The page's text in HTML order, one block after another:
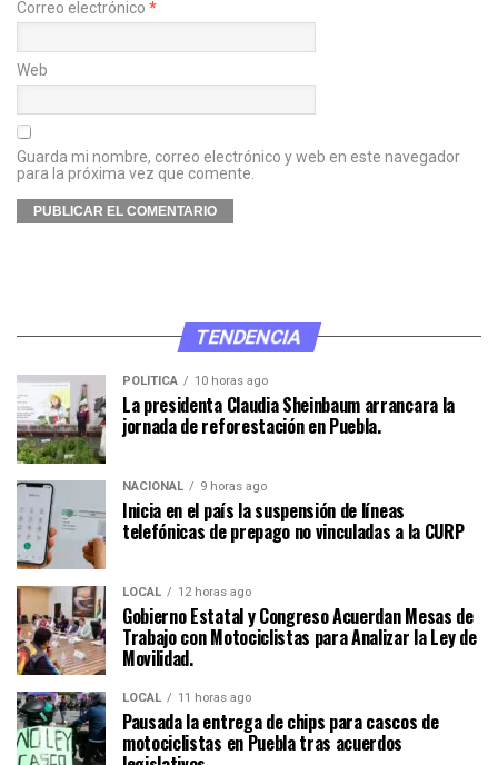
Correo electrónico *
Web
Guarda mi nombre, correo electrónico y web en este navegador
para la próxima vez que comente.
TENDENCIA
POLÍTICA 10 horas ago
La presidenta Claudia Sheinbaum arrancara la
jornada de reforestación en Puebla.
NACIONAL 9 horas ago
Inicia en el país la suspensión de líneas
telefónicas de prepago no vinculadas a la CURP
LOCAL 12 horas ago
Gobierno Estatal y Congreso Acuerdan Mesas de
Trabajo con Motociclistas para Analizar la Ley de
Movilidad.
LOCAL 11 horas ago
Pausada la entrega de chips para cascos de
motociclistas en Puebla tras acuerdos